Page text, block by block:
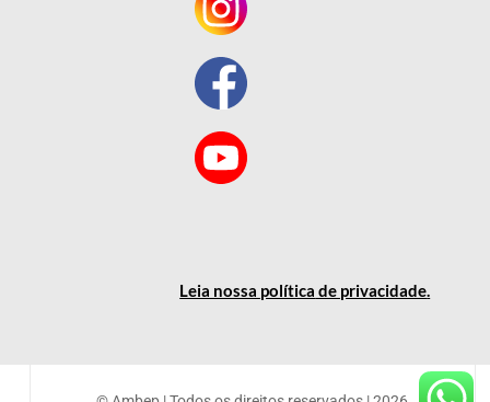
Leia nossa política de privacidade